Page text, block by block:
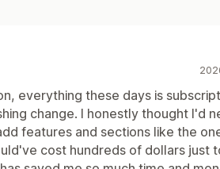
everything these days is
change. I honestly thought I'd
features and sections like the
cost hundreds of dollars just